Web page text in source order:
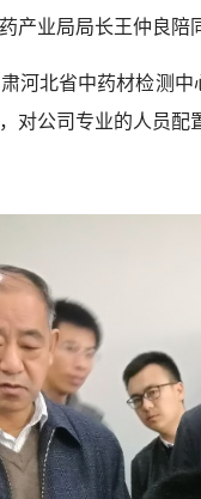
产业局局长王仲良陪
河北省中药材检测
对公司专业的人员配